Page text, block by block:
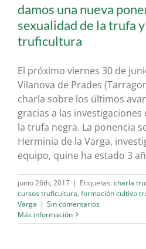
damos una nueva
sexualidad de la trufa
truficultura
El próximo viernes 30 de
Vilanova de Prades
charla sobre los últimos
gracias a las
la trufa negra. La ponencia
Herminia de la Varga,
equipo, quine ha estado 3
junio 26th, 2017 | Etiquetas: charla
cursos truficultura, formación cultivo
Varga | Sin comentarios
Más información